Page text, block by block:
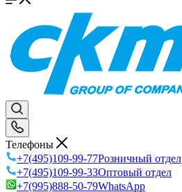
Телефоны
+7(495)109-99-77Розничный отдел
+7(495)109-99-33Оптовый отдел
+7(995)888-50-79WhatsApp